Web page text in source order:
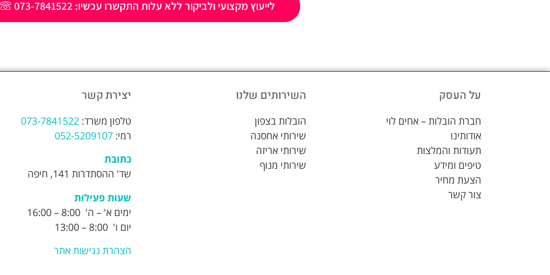
לייעוץ מקצועי ולביקור ללא עלות התקשרו עכשיו: 073-7841522
על העסק
חברת הובלות – אחים לוי
אודותינו
תעודות והמלצות
טיפים ומידע
הצעת מחיר
צור קשר
השירותים שלנו
הובלות בצפון
שירותי אחסנה
שירותי אריזה
שירותי מנוף
יצירת קשר
טלפון משרד: 073-7841522
רמי: 052-5209107
כתובת
שד' ההסתדרות 141, חיפה
שעות פעילות
ימים א' – ה' 8:00 – 16:00
יום ו' 8:00 – 13:00
הצהרת נגישות אתר